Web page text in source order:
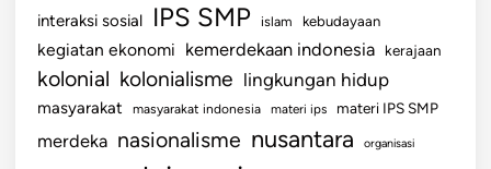
H
a
r
i
interaksi sosial IPS SMP islam kebudayaan
kegiatan ekonomi kemerdekaan indonesia kerajaan
kolonial kolonialisme lingkungan hidup
masyarakat masyarakat indonesia materi ips materi IPS SMP
merdeka nasionalisme nusantara organisasi